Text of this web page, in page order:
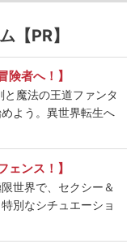
【PR】
険者へ！】
魔法の王道ファンタ
よう。異世界転生へ
ェンス！】
世界で、セクシー＆
別なシチュエーショ